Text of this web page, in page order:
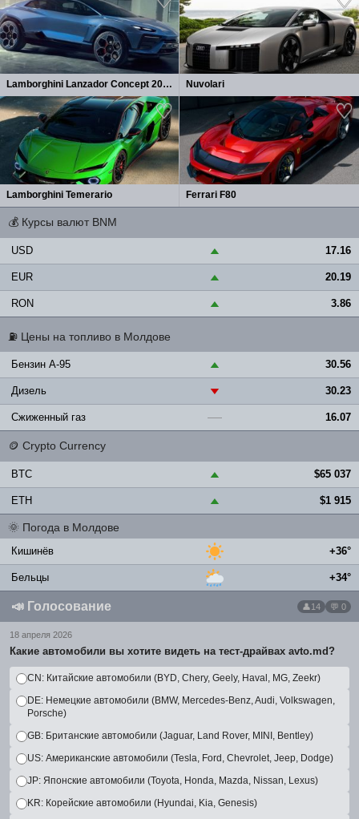
Lamborghini Lanzador Concept 2026 Nuvolari
Lamborghini Temerario Ferrari F80
💰 Курсы валют BNM
USD ▲ 17.16
EUR ▲ 20.19
RON ▲ 3.86
⛽ Цены на топливо в Молдове
Бензин A-95 ▲ 30.56
Дизель ▼ 30.23
Сжиженный газ — 16.07
🪙 Crypto Currency
BTC ▲ $65 037
ETH ▲ $1 915
🌞 Погода в Молдове
Кишинёв +36°
Бельцы +34°
📣 Голосование 14 💬 0
18 апреля 2026
Какие автомобили вы хотите видеть на тест-драйвах avto.md?
CN: Китайские автомобили (BYD, Chery, Geely, Haval, MG, Zeekr)
DE: Немецкие автомобили (BMW, Mercedes-Benz, Audi, Volkswagen,
Porsche)
GB: Британские автомобили (Jaguar, Land Rover, MINI, Bentley)
US: Американские автомобили (Tesla, Ford, Chevrolet, Jeep, Dodge)
JP: Японские автомобили (Toyota, Honda, Mazda, Nissan, Lexus)
KR: Корейские автомобили (Hyundai, Kia, Genesis)